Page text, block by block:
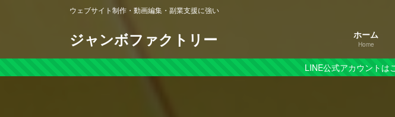
ツ
へ
シ
ョ
ウェブサイト制作・動画編集・副業支援に強い
ジャンボファクトリー ホーム
Home
LINE公式アカウントは